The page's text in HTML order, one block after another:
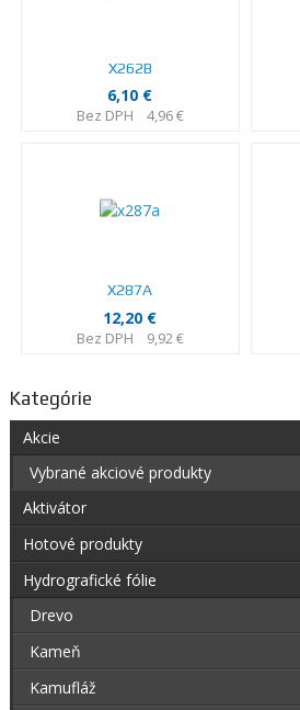
X262B
6,10 €
Bez DPH 4,96 €
X287A
12,20 €
Bez DPH 9,92 €
Kategórie
Akcie
Vybrané akciové produkty
Aktivátor
Hotové produkty
Hydrografické fólie
Drevo
Kameň
Kamufláž